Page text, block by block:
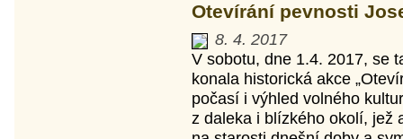
Otevírání pevnosti
8. 4. 2017
V sobotu, dne 1.4. 2017, se
konala historická akce
počasí i výhled volného
z daleka i blízkého okolí, jež